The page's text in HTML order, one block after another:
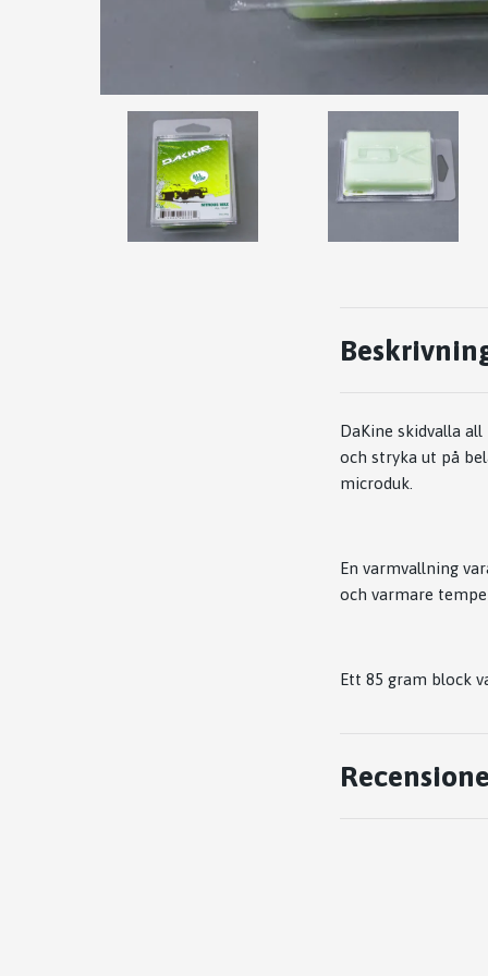
DaKine skidvalla
och stryka ut på
microduk.
En varmvallning
och varmare
Ett 85 gram block